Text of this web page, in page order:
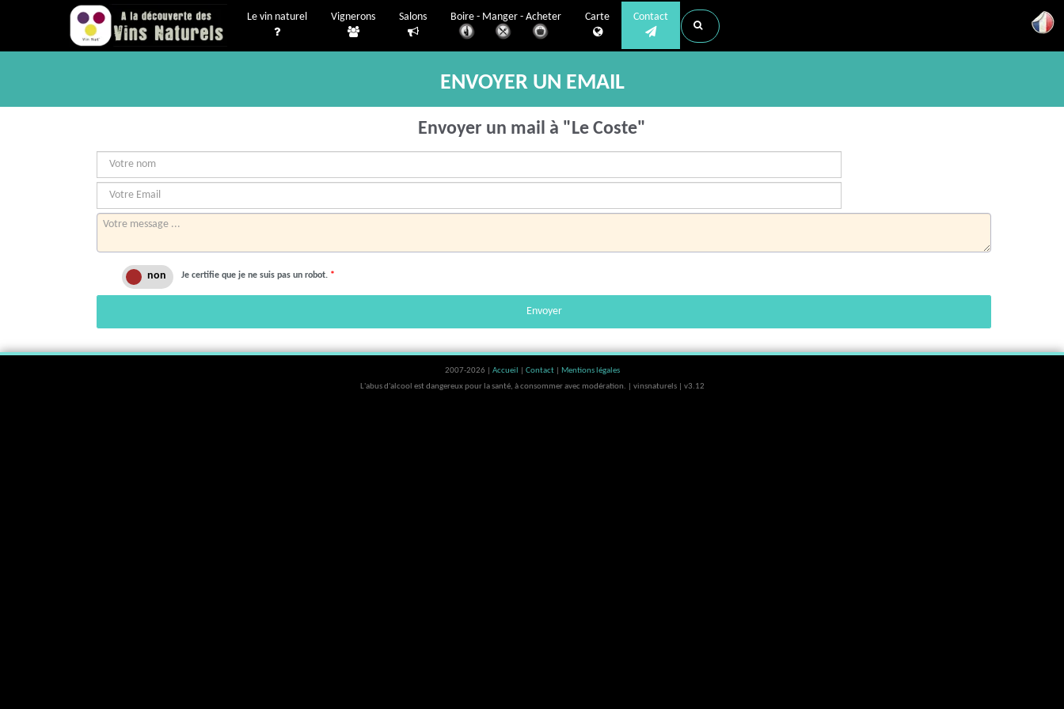
Le vin naturel Vignerons Salons Boire - Manger - Acheter Carte Contact
ENVOYER UN EMAIL
Envoyer un mail à "Le Coste"
Je certifie que je ne suis pas un robot. *
Envoyer
2007-2026 | Accueil Contact
Mentions légales
L'abus d'alcool est dangereux pour la santé, à consommer avec modération. | vinsnaturels | v3.12